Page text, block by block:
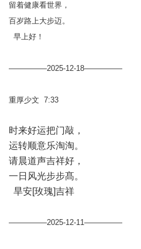
留着健康看世界，
百岁路上大步迈。
早上好！
—————2025-12-18—————
重厚少文 7:33
时来好运把门敲，
运转顺意乐淘淘。
请晨道声吉祥好，
一日风光步步髙。
旱安[玫瑰]吉祥
—————2025-12-11—————